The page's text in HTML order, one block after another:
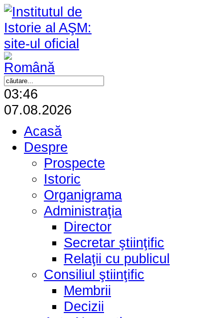
03:46
07.08.2026
Acasă
Despre
Prospecte
Istoric
Organigrama
Administraţia
Director
Secretar ştiinţific
Relaţii cu publicul
Consiliul ştiinţific
Membrii
Decizii